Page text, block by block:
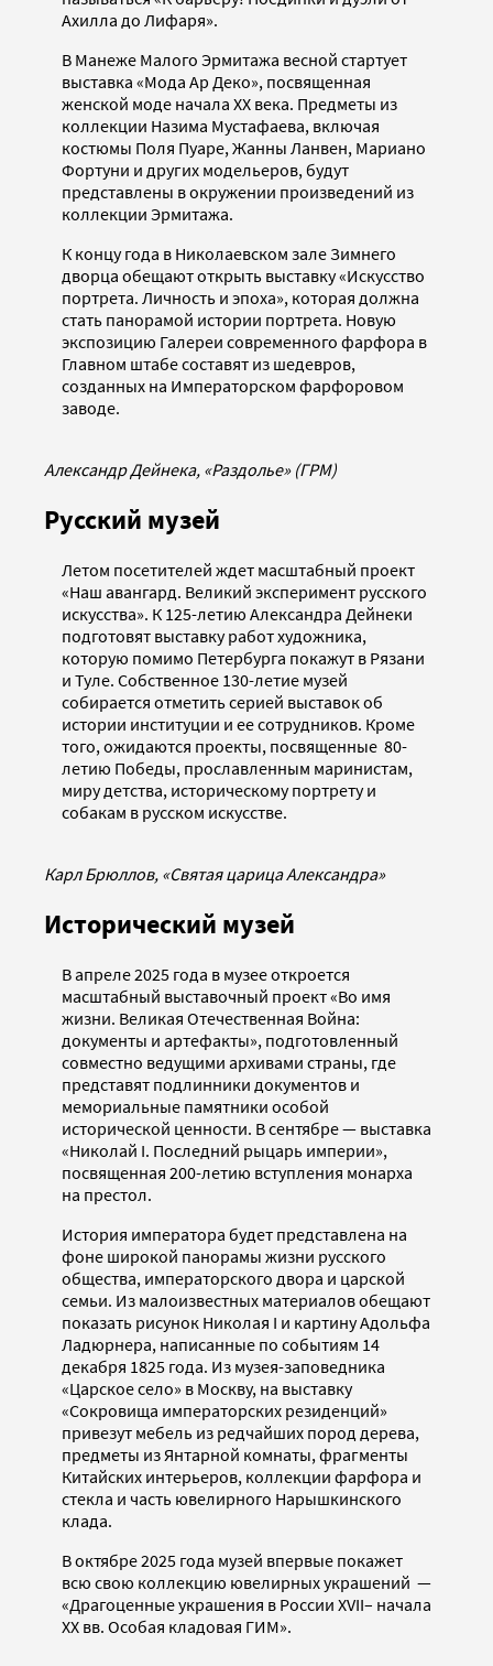
Ахилла до Лифаря».
В Манеже Малого Эрмитажа весной стартует
выставка «Мода Ар Деко», посвященная
женской моде начала ХХ века. Предметы из
коллекции Назима Мустафаева, включая
костюмы Поля Пуаре, Жанны Ланвен, Мариано
Фортуни и других модельеров, будут
представлены в окружении произведений из
коллекции Эрмитажа.
К концу года в Николаевском зале Зимнего
дворца обещают открыть выставку «Искусство
портрета. Личность и эпоха», которая должна
стать панорамой истории портрета. Новую
экспозицию Галереи современного фарфора в
Главном штабе составят из шедевров,
созданных на Императорском фарфоровом
заводе.
Александр Дейнека, «Раздолье» (ГРМ)
Русский музей
Летом посетителей ждет масштабный проект
«Наш авангард. Великий эксперимент русского
искусства». К 125-летию Александра Дейнеки
подготовят выставку работ художника,
которую помимо Петербурга покажут в Рязани
и Туле. Собственное 130-летие музей
собирается отметить серией выставок об
истории институции и ее сотрудников. Кроме
того, ожидаются проекты, посвященные 80-
летию Победы, прославленным маринистам,
миру детства, историческому портрету и
собакам в русском искусстве.
Карл Брюллов, «Святая царица Александра»
Исторический музей
В апреле 2025 года в музее откроется
масштабный выставочный проект «Во имя
жизни. Великая Отечественная Война:
документы и артефакты», подготовленный
совместно ведущими архивами страны, где
представят подлинники документов и
мемориальные памятники особой
исторической ценности. В сентябре — выставка
«Николай I. Последний рыцарь империи»,
посвященная 200-летию вступления монарха
на престол.
История императора будет представлена на
фоне широкой панорамы жизни русского
общества, императорского двора и царской
семьи. Из малоизвестных материалов обещают
показать рисунок Николая I и картину Адольфа
Ладюрнера, написанные по событиям 14
декабря 1825 года. Из музея-заповедника
«Царское село» в Москву, на выставку
«Сокровища императорских резиденций»
привезут мебель из редчайших пород дерева,
предметы из Янтарной комнаты, фрагменты
Китайских интерьеров, коллекции фарфора и
стекла и часть ювелирного Нарышкинского
клада.
В октябре 2025 года музей впервые покажет
всю свою коллекцию ювелирных украшений —
«Драгоценные украшения в России XVII– начала
XX вв. Особая кладовая ГИМ».